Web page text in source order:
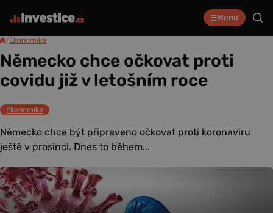
Menu
/Ekonomika
Německo chce očkovat proti
covidu již v letošním roce
Ekonomika
Německo chce být připraveno očkovat proti koronaviru
ještě v prosinci. Dnes to během...